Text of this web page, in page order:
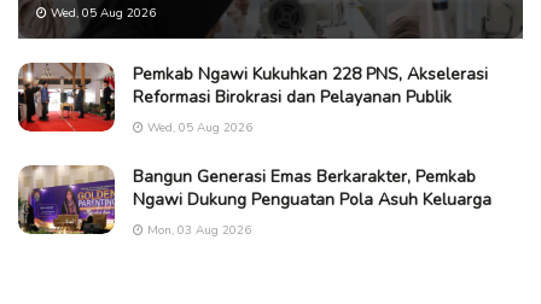
Wed, 05 Aug 2026
Pemkab Ngawi Kukuhkan 228 PNS, Akselerasi
Reformasi Birokrasi dan Pelayanan Publik
Wed, 05 Aug 2026
Bangun Generasi Emas Berkarakter, Pemkab
Ngawi Dukung Penguatan Pola Asuh Keluarga
Mon, 03 Aug 2026